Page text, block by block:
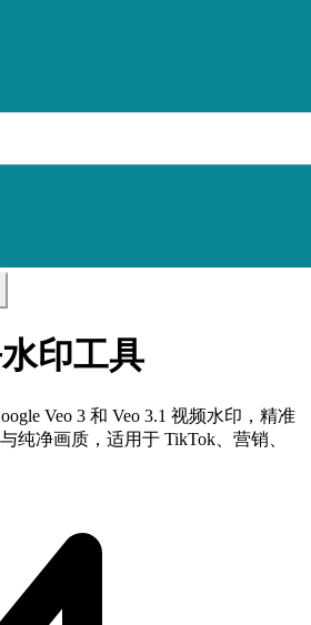
印工具
Veo 3 和 Veo 3.1 视频水印，精准
纯净画质，适用于 TikTok、营销、